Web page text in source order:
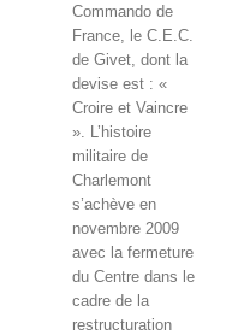
Commando de
France, le C.E.C.
de Givet, dont la
devise est : «
Croire et Vaincre
». L’histoire
militaire de
Charlemont
s’achève en
novembre 2009
avec la fermeture
du Centre dans le
cadre de la
restructuration